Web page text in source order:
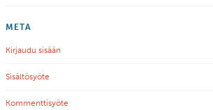
META
Kirjaudu sisään
Sisältösyöte
Kommenttisyöte